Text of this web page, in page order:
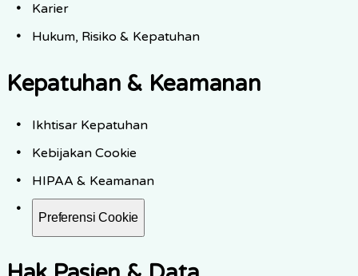
Karier
Hukum, Risiko & Kepatuhan
Kepatuhan & Keamanan
Ikhtisar Kepatuhan
Kebijakan Cookie
HIPAA & Keamanan
Preferensi Cookie